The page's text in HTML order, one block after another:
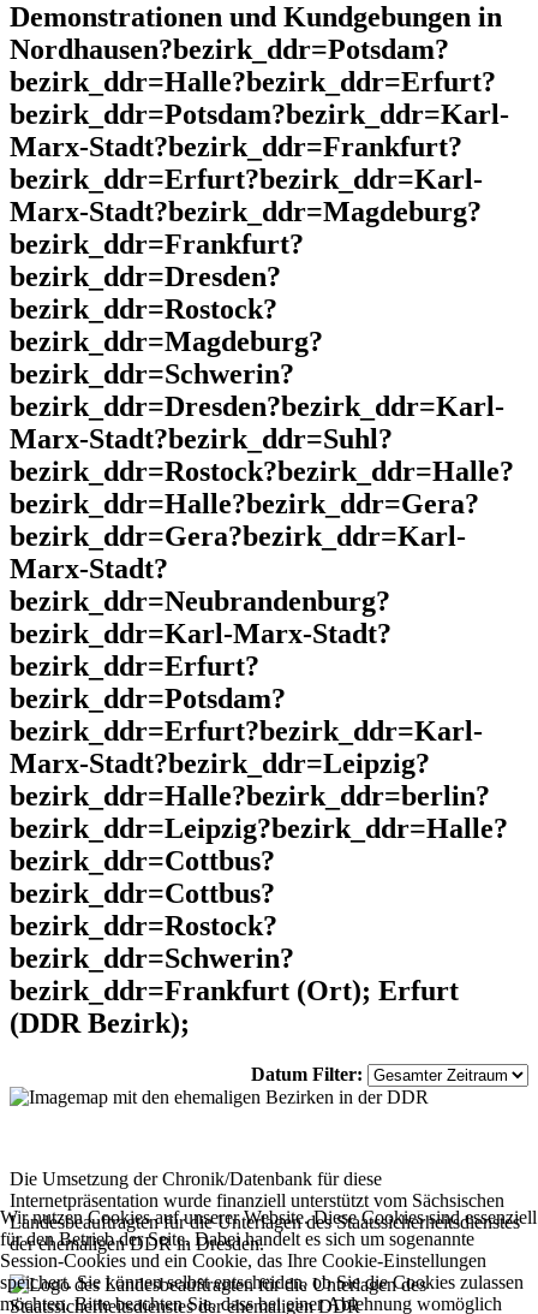
Demonstrationen und Kundgebungen in
Nordhausen?bezirk_ddr=Potsdam?
bezirk_ddr=Halle?bezirk_ddr=Erfurt?
bezirk_ddr=Potsdam?bezirk_ddr=Karl-
Marx-Stadt?bezirk_ddr=Frankfurt?
bezirk_ddr=Erfurt?bezirk_ddr=Karl-
Marx-Stadt?bezirk_ddr=Magdeburg?
bezirk_ddr=Frankfurt?
bezirk_ddr=Dresden?
bezirk_ddr=Rostock?
bezirk_ddr=Magdeburg?
bezirk_ddr=Schwerin?
bezirk_ddr=Dresden?bezirk_ddr=Karl-
Marx-Stadt?bezirk_ddr=Suhl?
bezirk_ddr=Rostock?bezirk_ddr=Halle?
bezirk_ddr=Halle?bezirk_ddr=Gera?
bezirk_ddr=Gera?bezirk_ddr=Karl-
Marx-Stadt?
bezirk_ddr=Neubrandenburg?
bezirk_ddr=Karl-Marx-Stadt?
bezirk_ddr=Erfurt?
bezirk_ddr=Potsdam?
bezirk_ddr=Erfurt?bezirk_ddr=Karl-
Marx-Stadt?bezirk_ddr=Leipzig?
bezirk_ddr=Halle?bezirk_ddr=berlin?
bezirk_ddr=Leipzig?bezirk_ddr=Halle?
bezirk_ddr=Cottbus?
bezirk_ddr=Cottbus?
bezirk_ddr=Rostock?
bezirk_ddr=Schwerin?
bezirk_ddr=Frankfurt (Ort); Erfurt
(DDR Bezirk);
Datum Filter:
Die Umsetzung der Chronik/Datenbank für diese
Internetpräsentation wurde finanziell unterstützt vom Sächsischen
Landesbeauftragten für die Unterlagen des Staatssicherheitsdienstes
der ehemaligen DDR in Dresden.
Wir nutzen Cookies auf unserer Website. Diese Cookies sind essenziell
für den Betrieb der Seite. Dabei handelt es sich um sogenannte
Session-Cookies und ein Cookie, das Ihre Cookie-Einstellungen
speichert. Sie können selbst entscheiden, ob Sie die Cookies zulassen
möchten. Bitte beachten Sie, dass bei einer Ablehnung womöglich